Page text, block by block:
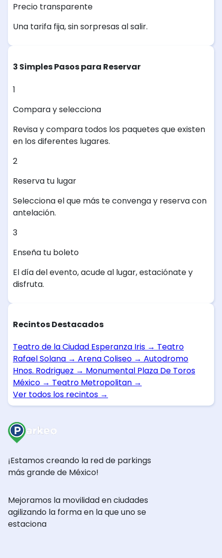
Precio transparente
Una tarifa fija, sin sorpresas al salir.
3 Simples Pasos para Reservar
1
Compara y selecciona
Revisa y compara todos los paquetes que existen
en los diferentes lugares.
2
Reserva tu lugar
Selecciona el que más te convenga y reserva con
antelación.
3
Enseña tu boleto
El día del evento, acude al lugar, estaciónate y
disfruta.
Recintos Destacados
Teatro de la Ciudad Esperanza Iris → Teatro
Rafael Solana → Arena Coliseo → Autodromo
Hnos. Rodriguez → Monumental Plaza De Toros
México → Teatro Metropolitan →
Ver todos los recintos →
¡Estamos creando la red de parkings
más grande de México!
Mejoramos la movilidad en ciudades
agilizando la forma en la que uno se
estaciona